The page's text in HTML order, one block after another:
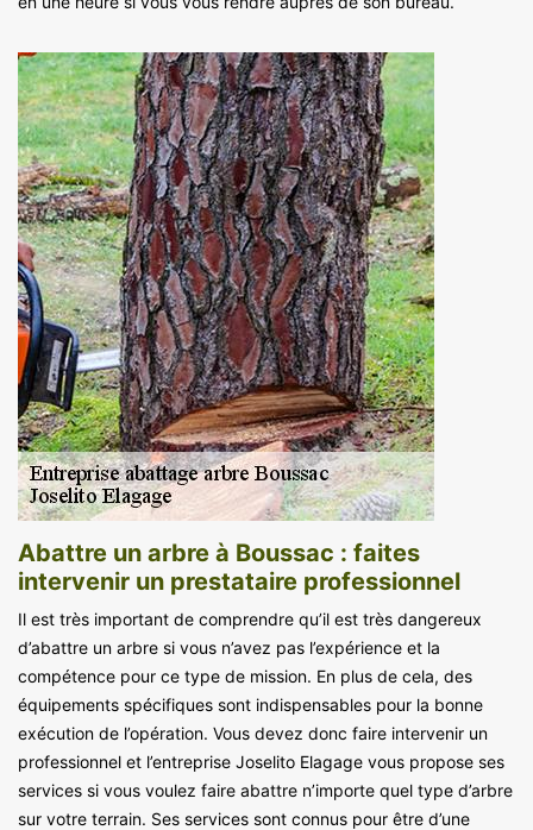
Abattre un arbre à Boussac : faites
intervenir un prestataire professionnel
Il est très important de comprendre qu’il est très dangereux
d’abattre un arbre si vous n’avez pas l’expérience et la
compétence pour ce type de mission. En plus de cela, des
équipements spécifiques sont indispensables pour la bonne
exécution de l’opération. Vous devez donc faire intervenir un
professionnel et l’entreprise Joselito Elagage vous propose ses
services si vous voulez faire abattre n’importe quel type d’arbre
sur votre terrain. Ses services sont connus pour être d’une